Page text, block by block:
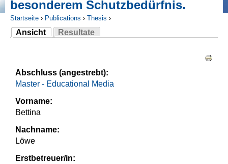
besonderem Schutzbedürfnis.
Sie sind hier
Startseite › Publications › Thesis ›
Ansicht
(aktiver Reiter)
Resultate
Abschluss (angestrebt):
Master - Educational Media
Vorname:
Bettina
Nachname:
Löwe
Erstbetreuer/in: